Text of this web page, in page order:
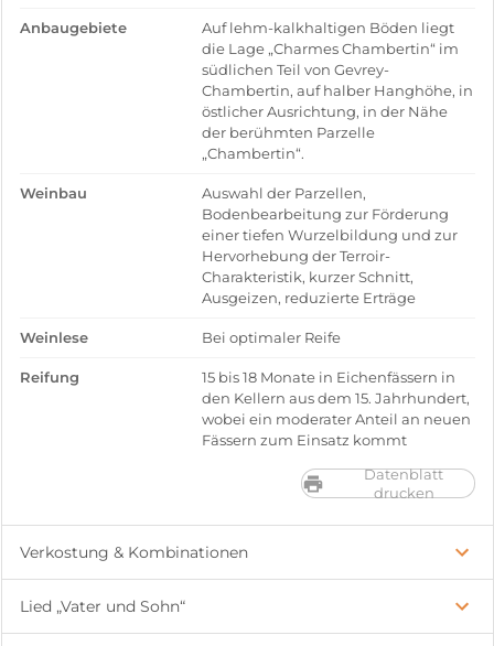
Anbaugebiete
Auf lehm-kalkhaltigen Böden liegt
die Lage „Charmes Chambertin“ im
südlichen Teil von Gevrey-
Chambertin, auf halber Hanghöhe, in
östlicher Ausrichtung, in der Nähe
der berühmten Parzelle
„Chambertin“.
Weinbau
Auswahl der Parzellen,
Bodenbearbeitung zur Förderung
einer tiefen Wurzelbildung und zur
Hervorhebung der Terroir-
Charakteristik, kurzer Schnitt,
Ausgeizen, reduzierte Erträge
Weinlese Bei optimaler Reife
Reifung
15 bis 18 Monate in Eichenfässern in
den Kellern aus dem 15. Jahrhundert,
wobei ein moderater Anteil an neuen
Fässern zum Einsatz kommt
Datenblatt
drucken
Verkostung & Kombinationen
Lied „Vater und Sohn“